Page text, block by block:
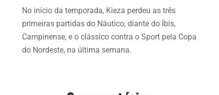
No início da temporada, Kieza perdeu as três
primeiras partidas do Náutico, diante do Íbis,
Campinense, e o clássico contra o Sport pela Copa
do Nordeste, na última semana.